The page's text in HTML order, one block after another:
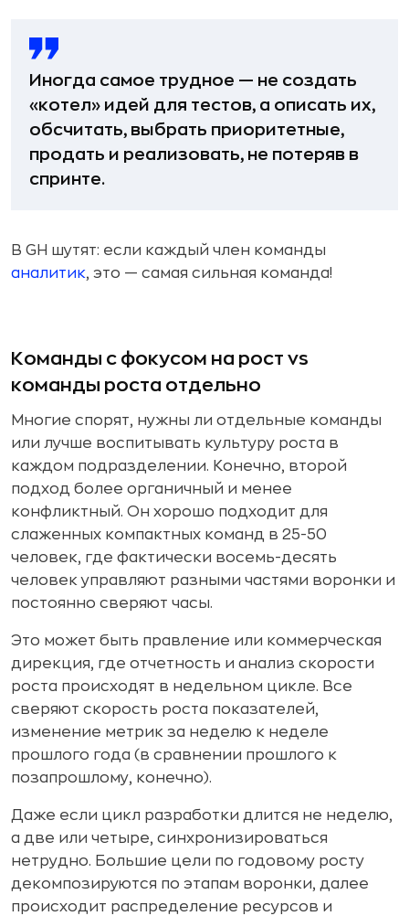
Иногда самое трудное — не создать
«котел» идей для тестов, а описать их,
обсчитать, выбрать приоритетные,
продать и реализовать, не потеряв в
спринте.
В GH шутят: если каждый член команды
аналитик, это — самая сильная команда!
Команды с фокусом на рост vs
команды роста отдельно
Многие спорят, нужны ли отдельные команды
или лучше воспитывать культуру роста в
каждом подразделении. Конечно, второй
подход более органичный и менее
конфликтный. Он хорошо подходит для
слаженных компактных команд в 25-50
человек, где фактически восемь-десять
человек управляют разными частями воронки и
постоянно сверяют часы.
Это может быть правление или коммерческая
дирекция, где отчетность и анализ скорости
роста происходят в недельном цикле. Все
сверяют скорость роста показателей,
изменение метрик за неделю к неделе
прошлого года (в сравнении прошлого к
позапрошлому, конечно).
Даже если цикл разработки длится не неделю,
а две или четыре, синхронизироваться
нетрудно. Большие цели по годовому росту
декомпозируются по этапам воронки, далее
происходит распределение ресурсов и